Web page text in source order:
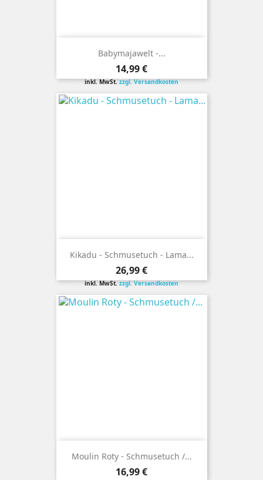
Babymajawelt -...
Preis
14,99 €
inkl. MwSt.zzgl. Versandkosten
Kikadu - Schmusetuch - Lama...
Preis
26,99 €
inkl. MwSt.zzgl. Versandkosten
Moulin Roty - Schmusetuch /...
Preis
16,99 €